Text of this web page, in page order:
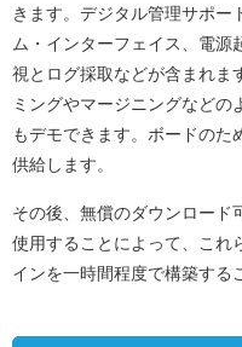
きます。デジタル管理サポー
ム・インターフェイス、電源
視とログ採取などが含まれま
ミングやマージニングなど
もデモできます。ボードのた
供給します。
その後、無償のダウンロード
使用することによって、これ
インを一時間程度で構築する